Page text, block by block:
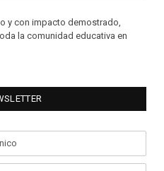
y con impacto demostrado,
la comunidad educativa en